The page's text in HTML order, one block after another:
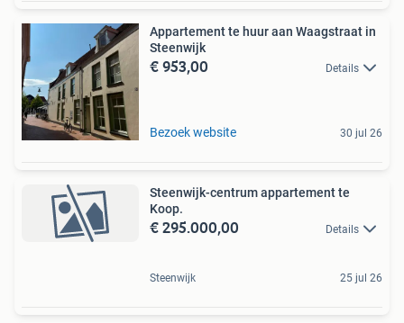
Appartement te huur aan Waagstraat in
Steenwijk
€ 953,00 Details
Bezoek website 30 jul 26
Steenwijk-centrum appartement te
Koop.
€ 295.000,00 Details
Steenwijk 25 jul 26